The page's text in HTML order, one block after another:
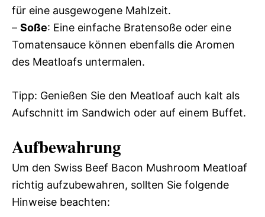
für eine ausgewogene Mahlzeit.
– Soße: Eine einfache Bratensoße oder eine
Tomatensauce können ebenfalls die Aromen
des Meatloafs untermalen.
Tipp: Genießen Sie den Meatloaf auch kalt als
Aufschnitt im Sandwich oder auf einem Buffet.
Aufbewahrung
Um den Swiss Beef Bacon Mushroom Meatloaf
richtig aufzubewahren, sollten Sie folgende
Hinweise beachten: